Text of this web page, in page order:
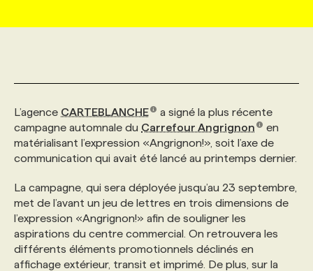
AFFAIRES DE L'INDUSTRIE
INITIATIVES NUMÉRIQUES
TENDANCES
WEB & MÉDIAS SOCIAUX
MARKETING DURABLE
ÉVÉNEMENTIEL
NOS AUTEUR‧RICES
INFOLETTRE PUBLICITÉ
ANNONCEZ AVEC NOUS
CONSULTER LA CVTHÈQUE
PROFIL ENTREPRISE
ANNONCEZ AVEC NOUS
VOIR LES OFFRES
PROFIL CANDIDAT
FAQ
ANNONCEZ AVEC NOUS
NOS FORMATIONS EN LIGNE
NOS PARCOURS DE FORMATIONS
NOS FORMATEUR‧RICES
POURQUOI CHOISIR NOS FORMATIONS
CHASSE DE TÊTE
SERVICE DE CHASSE DE TÊTE
NOS EXPERTISES
L’agence CARTEBLANCHE
a signé la plus récente
campagne automnale du Carrefour Angrignon
en
matérialisant l’expression «Angrignon!», soit l’axe de
communication qui avait été lancé au printemps dernier.
La campagne, qui sera déployée jusqu’au 23 septembre,
met de l’avant un jeu de lettres en trois dimensions de
l’expression «Angrignon!» afin de souligner les
aspirations du centre commercial. On retrouvera les
différents éléments promotionnels déclinés en
affichage extérieur, transit et imprimé. De plus, sur la